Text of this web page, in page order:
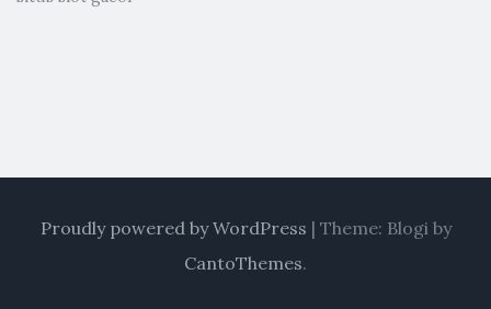
Proudly powered by WordPress | Theme: Blogi by
CantoThemes.